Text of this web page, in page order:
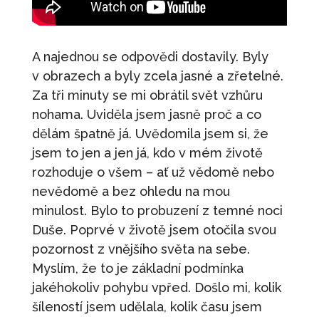
A najednou se odpovědi dostavily. Byly
v obrazech a byly zcela jasné a zřetelné.
Za tři minuty se mi obrátil svět vzhůru
nohama. Uviděla jsem jasně proč a co
dělám špatně já. Uvědomila jsem si, že
jsem to jen a jen já, kdo v mém životě
rozhoduje o všem – ať už vědomě nebo
nevědomě a bez ohledu na mou
minulost. Bylo to probuzení z temné noci
Duše. Poprvé v životě jsem otočila svou
pozornost z vnějšího světa na sebe.
Myslím, že to je základní podmínka
jakéhokoliv pohybu vpřed. Došlo mi, kolik
šíleností jsem udělala, kolik času jsem